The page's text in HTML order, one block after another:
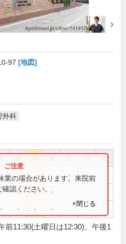
97 [地図]
外科
祝
● ●
業の場合があります。来院前
認ください。
×閉じる
前11:30(土曜日は12:30)、午後1